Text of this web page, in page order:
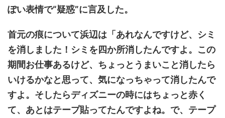
ぽい表情で“疑惑”に言及した。
首元の痕について浜辺は「あれなんですけど、シミ
を消しました！シミを四か所消したんですよ。この
期間お仕事あるけど、ちょっとうまいこと消したら
いけるかなと思って、気になっちゃって消したんで
すよ。そしたらディズニーの時にはちょっと赤く
て、あとはテープ貼ってたんですよね。で、テープ